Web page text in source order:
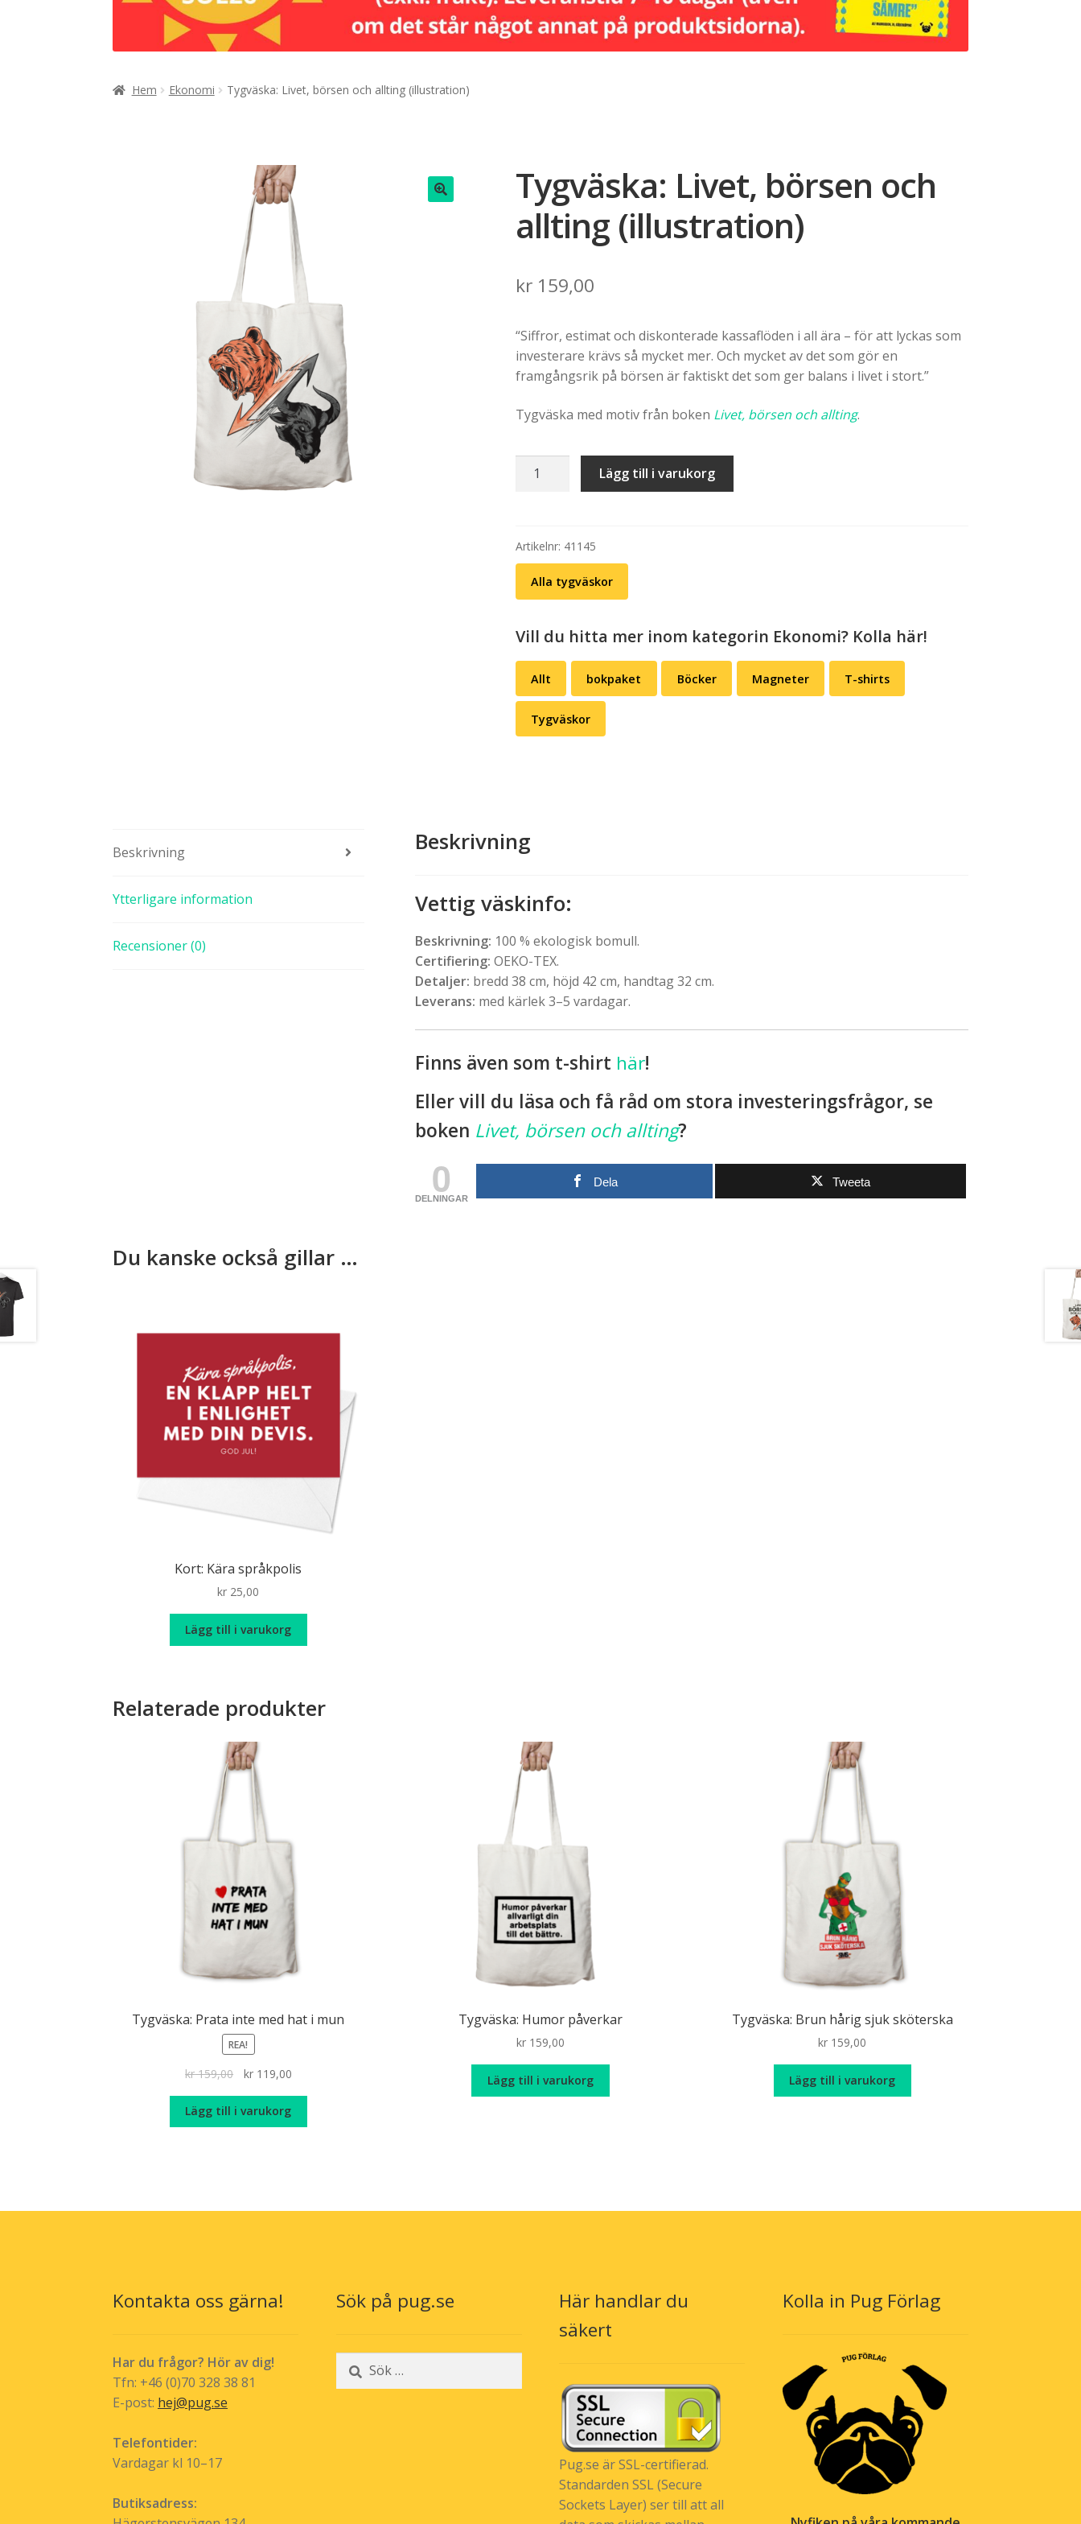
Hem Ekonomi Tygväska: Livet, börsen och allting (illustration)
Tygväska: Livet, börsen och
allting (illustration)
kr159,00
“Siffror, estimat och diskonterade kassaflöden i all ära – för att lyckas som
investerare krävs så mycket mer. Och mycket av det som gör en
framgångsrik på börsen är faktiskt det som ger balans i livet i stort.”
Tygväska med motiv från boken Livet, börsen och allting.
Tygväska:
allting
(illustration)
mängd
Lägg till i varukorg
Artikelnr: 41145
Alla tygväskor
Vill du hitta mer inom kategorin Ekonomi? Kolla här!
Allt bokpaket Böcker Magneter T-shirts
Tygväskor
Beskrivning
Ytterligare information
Recensioner (0)
Beskrivning
Vettig väskinfo:
Beskrivning: 100 % ekologisk bomull.
Certifiering: OEKO-TEX.
Detaljer: bredd 38 cm, höjd 42 cm, handtag 32 cm.
Leverans: med kärlek 3–5 vardagar.
Finns även som t-shirt här!
Eller vill du läsa och få råd om stora investeringsfrågor, se
boken Livet, börsen och allting?
0
DELNINGAR
Dela Tweeta
Du kanske också gillar …
Kort: Kära språkpolis
kr 25,00
Lägg till i varukorg
Relaterade produkter
Tygväska: Prata inte med hat i mun
REA!
kr159,00
Det
priset
var:
kr119,00Det
priset
är:
Lägg till i varukorg
Tygväska: Humor påverkar
kr159,00
Lägg till i varukorg
Tygväska: Brun hårig sjuk sköterska
kr 159,00
Lägg till i varukorg
Kontakta oss gärna!
Har du frågor? Hör av dig!
Tfn: +46 (0)70 328 38 81
E-post: hej@pug.se
Telefontider:
Vardagar kl 10–17
Butiksadress:
Sök på pug.se
Sök
efter:
Här handlar du
säkert
Pug.se är SSL-certifierad.
Standarden SSL (Secure
Sockets Layer) ser till att all
Kolla in Pug Förlag